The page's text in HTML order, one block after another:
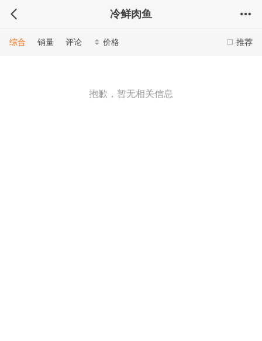
冷鲜肉鱼
推荐
综合 销量 评论 价格
抱歉，暂无相关信息